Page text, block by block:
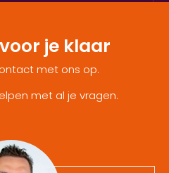
je klaar
met ons op.
met al je vragen.